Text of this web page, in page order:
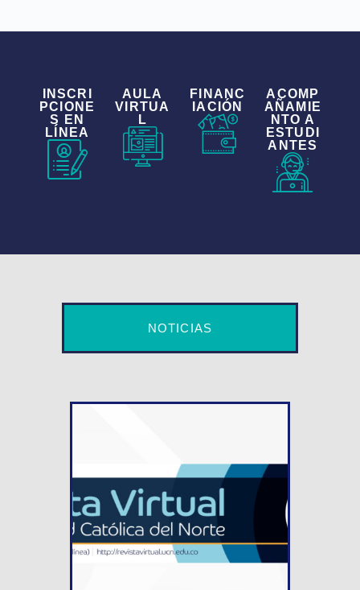
INSCRI
PCIONE
S EN
LÍNEA
AULA
VIRTUA
L
FINANC
IACIÓN
ACOMP
AÑAMIE
NTO A
ESTUDI
ANTES
NOTICIAS